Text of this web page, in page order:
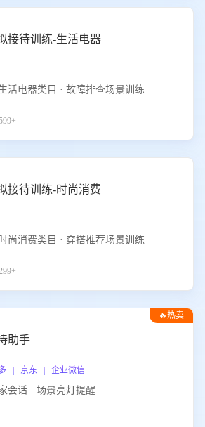
接待训练-生活电器
活电器类目 · 故障排查场景训练
接待训练-时尚消费
尚消费类目 · 穿搭推荐场景训练
🔥热卖
助手
| 京东 | 企业微信
会话 · 场景亮灯提醒